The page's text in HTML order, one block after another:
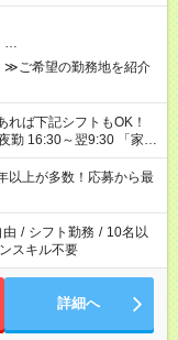
…
≫ご希望の勤務地を紹介
～翌9:30 「家族
飯の準備がしたい」
ご希望を教えてください
で週40時間を超える場
以上が多数！応募から最
由 / シフト勤務 / 10名以
スキル不要
詳細へ